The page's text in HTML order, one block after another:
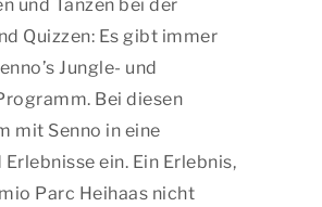
und Tanzen bei der
Quizzen: Es gibt immer
Jungle- und
Bei diesen
mit Senno in eine
ein. Ein Erlebnis,
Parc Heihaas nicht